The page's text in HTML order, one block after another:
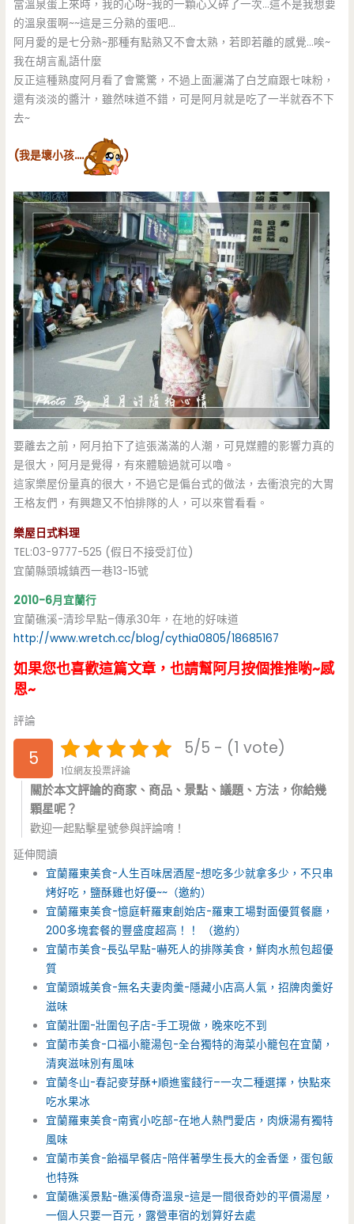
當溫泉蛋上來時，我的心呀~我的一顆心又碎了一次…這不是我想要
的溫泉蛋啊~~這是三分熟的蛋吧…
阿月愛的是七分熟~那種有點熟又不會太熟，若即若離的感覺…唉~
我在胡言亂語什麼
反正這種熟度阿月看了會驚驚，不過上面灑滿了白芝麻跟七味粉，
還有淡淡的醬汁，雖然味道不錯，可是阿月就是吃了一半就吞不下
去~
(我是壞小孩…. )
要離去之前，阿月拍下了這張滿滿的人潮，可見媒體的影響力真的
是很大，阿月是覺得，有來體驗過就可以嚕。
這家樂屋份量真的很大，不過它是偏台式的做法，去衝浪完的大胃
王格友們，有興趣又不怕排隊的人，可以來嘗看看。
樂屋日式料理
TEL:03-9777-525 (假日不接受訂位)
宜蘭縣頭城鎮西一巷13-15號
2010-6月宜蘭行
宜蘭礁溪-清珍早點–傳承30年，在地的好味道
http://www.wretch.cc/blog/cythia0805/18685167
如果您也喜歡這篇文章，也請幫阿月按個推推喲~感
恩~
評論
5 5/5 - (1 vote)
1位網友投票評論
關於本文評論的商家、商品、景點、議題、方法，你給幾
顆星呢？
歡迎一起點擊星號參與評論唷！
延伸閱讀
宜蘭羅東美食-人生百味居酒屋-想吃多少就拿多少，不只串
烤好吃，鹽酥雞也好優~~（邀約）
宜蘭羅東美食-憶庭軒羅東創始店-羅東工場對面優質餐廳，
200多塊套餐的豐盛度超高！！ （邀約）
宜蘭市美食-長弘早點-嚇死人的排隊美食，鮮肉水煎包超優
質
宜蘭頭城美食-無名夫妻肉羹-隱藏小店高人氣，招牌肉羹好
滋味
宜蘭壯圍-壯圍包子店-手工現做，晚來吃不到
宜蘭市美食-口福小籠湯包-全台獨特的海菜小籠包在宜蘭，
清爽滋味別有風味
宜蘭冬山-春記麥芽酥+順進蜜餞行–一次二種選擇，快點來
吃水果冰
宜蘭羅東美食-南賓小吃部-在地人熱門愛店，肉焿湯有獨特
風味
宜蘭市美食-飴福早餐店-陪伴著學生長大的金香堡，蛋包飯
也特殊
宜蘭礁溪景點-礁溪傳奇溫泉-這是一間很奇妙的平價湯屋，
一個人只要一百元，露營車宿的划算好去處